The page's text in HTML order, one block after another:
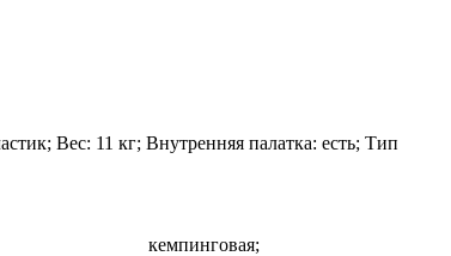
Вес: 11 кг; Внутренняя палатка: есть; Тип
кемпинговая;